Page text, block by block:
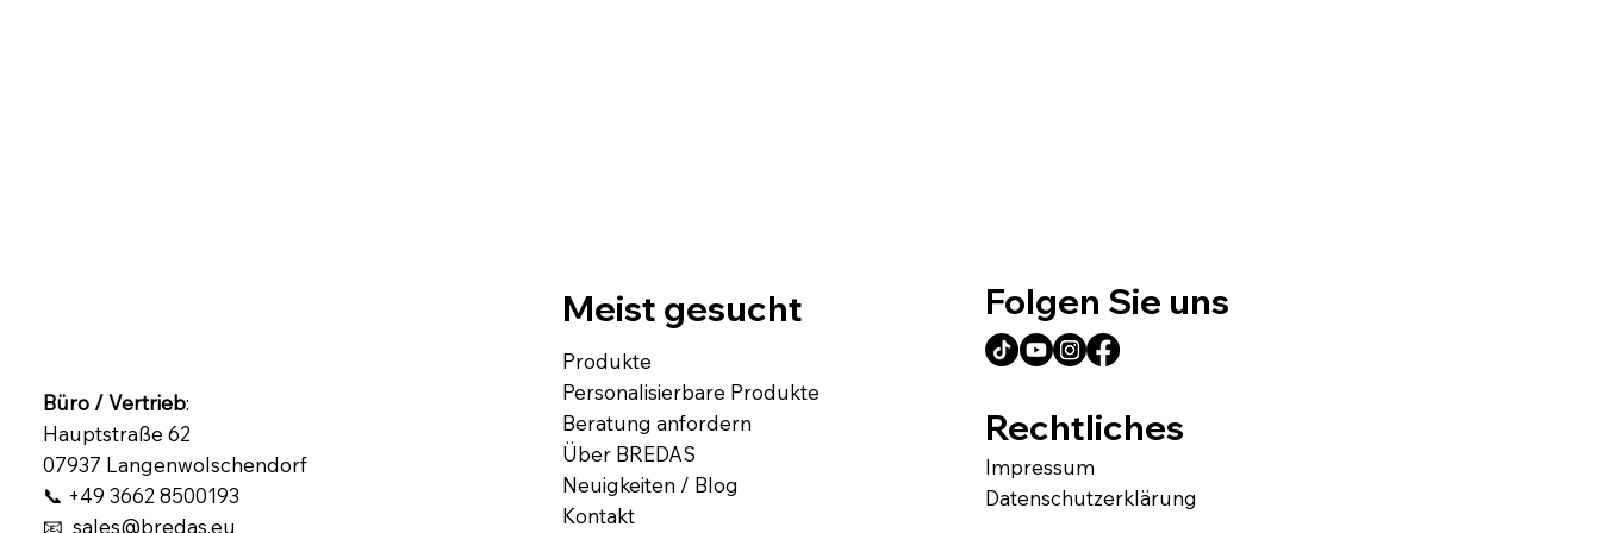
Meist gesucht
Produkte
Personalisierbare Produkte
Beratung anfordern
Über BREDAS
Neuigkeiten / Blog
Kontakt
Folgen Sie uns
Büro / Vertrieb:
Hauptstraße 62
07937 Langenwolschendorf
📞 +49 3662 8500193
📧 sales@bredas.eu
Rechtliches
Impressum
Datenschutzerklärung